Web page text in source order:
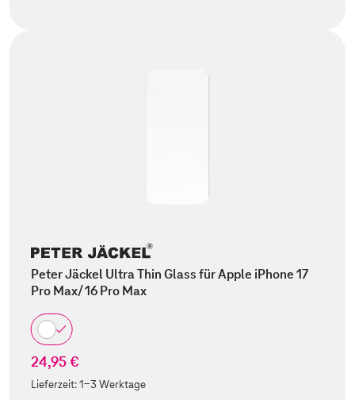
Peter Jäckel Ultra Thin Glass für Apple iPhone 17
Pro Max/ 16 Pro Max
24,95 €
Lieferzeit:1-3 Werktage